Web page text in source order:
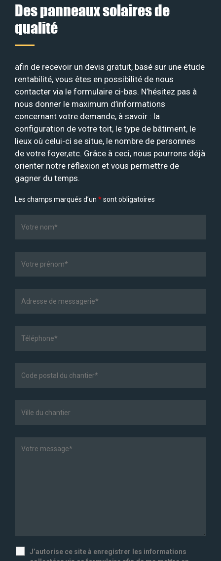
Des panneaux solaires de
qualité
afin de recevoir un devis gratuit, basé sur une étude
rentabilité, vous êtes en possibilité de nous
contacter via le formulaire ci-bas. N’hésitez pas à
nous donner le maximum d’informations
concernant votre demande, à savoir : la
configuration de votre toit, le type de bâtiment, le
lieux où celui-ci se situe, le nombre de personnes
de votre foyer,etc. Grâce à ceci, nous pourrons déjà
orienter notre réflexion et vous permettre de
gagner du temps.
Les champs marqués d’un *sont obligatoires
J’autorise ce site à enregistrer les informations